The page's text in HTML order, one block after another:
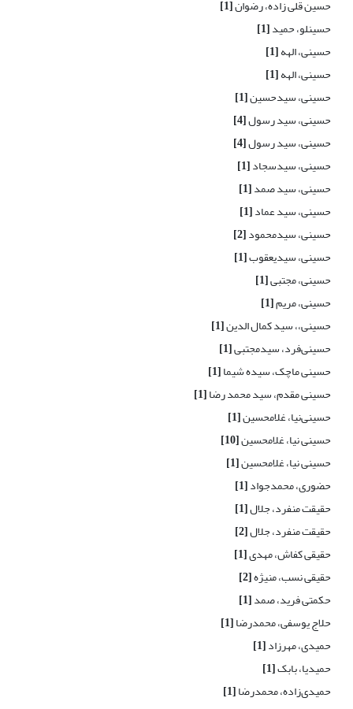
حسین قلی زاده، رضوان[1]
حسینلو، حمید[1]
حسینی، الهه[1]
حسینی، الهه[1]
حسینی، سیدحسین[1]
حسینی، سید رسول[4]
حسینی، سید رسول[4]
حسینی، سیدسجاد[1]
حسینی، سید صمد[1]
حسینی، سید عماد[1]
حسینی، سیدمحمود[2]
حسینی، سیدیعقوب[1]
حسینی، مجتبی[1]
حسینی، مریم[1]
حسینی،، سید کمال الدین[1]
حسینی‌فرد، سیدمجتبی[1]
حسینی ماچک، سیده شیما[1]
حسینی مقدم، سید محمد رضا[1]
حسینی‌نیا، غلامحسین[1]
حسینی نیا، غلامحسین[10]
حسینی نیا، غلامحسین[1]
حضوری، محمدجواد[1]
حقیقت منفرد، جلال[1]
حقیقت منفرد، جلال[2]
حقیقی کفاش، مهدی[1]
حقیقی نسب، منیژه[2]
حکمتی فرید، صمد[1]
حلاج یوسفی، محمدرضا[1]
حمیدی، مهرزاد[1]
حمیدیا، بابک[1]
حمیدی‌زاده، محمدرضا[1]